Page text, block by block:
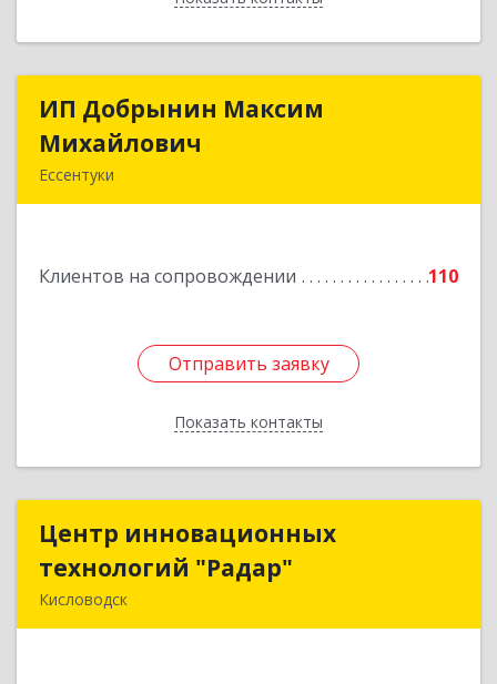
ИП Добрынин Максим
Михайлович
Ессентуки
Клиентов на сопровождении 110
Отправить заявку
Показать контакты
ИП Добрынин Максим
Подробнее
Отправить заявку
Назад
Центр инновационных
технологий "Радар"
Кисловодск
Центр инновационных
технологий "Радар"